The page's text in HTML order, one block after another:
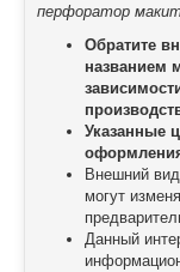
перфоратор
Обратите
названием
Указанные
оформления
Внешний вид
могут
Данный